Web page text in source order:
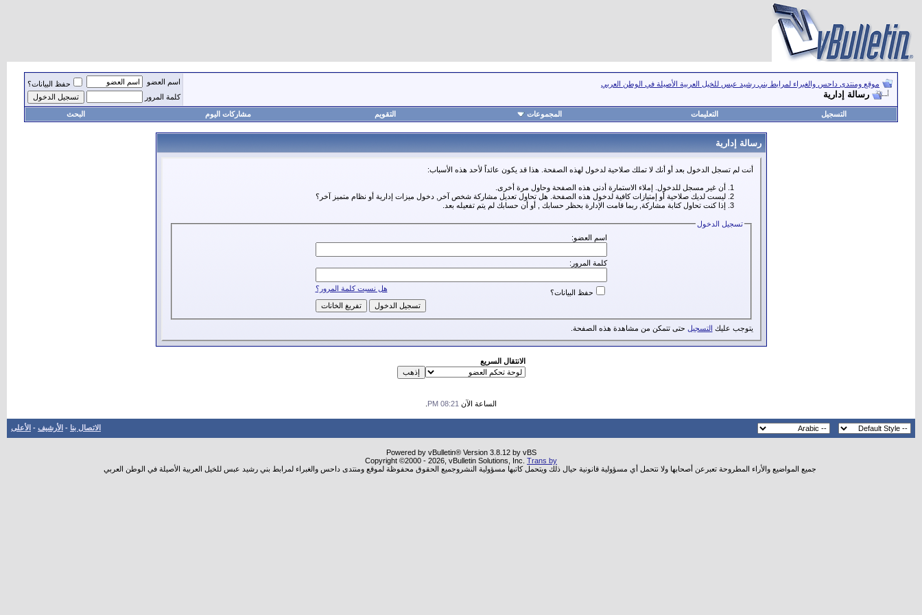
موقع ومنتدى داحس والغبراء لمرابط بني رشيد عبس للخيل العربية الأصيلة في الوطن العربي
رسالة إدارية
اسم العضو
حفظ البيانات؟
كلمة المرور
التسجيل التعليمات المجموعات التقويم مشاركات اليوم البحث
رسالة إدارية
أنت لم تسجل الدخول بعد أو أنك لا تملك صلاحية لدخول لهذه الصفحة. هذا قد يكون عائداً لأحد هذه الأسباب:
أن غير مسجل للدخول. إملاء الاستمارة أدنى هذه الصفحة وحاول مرة أخرى.
ليست لديك صلاحية أو إمتيازات كافية لدخول هذه الصفحة. هل تحاول تعديل مشاركة شخص آخر, دخول ميزات إدارية أو نظام متميز آخر؟
إذا كنت تحاول كتابة مشاركة, ربما قامت الإدارة بحظر حسابك , أو أن حسابك لم يتم تفعيله بعد.
تسجيل الدخول
اسم العضو:
كلمة المرور:
هل نسيت كلمة المرور؟ حفظ البيانات؟
يتوجب عليك التسجيل حتى تتمكن من مشاهدة هذه الصفحة.
الانتقال السريع
الساعة الآن 08:21 PM
الاتصال بنا - الأرشيف - الأعلى
Powered by vBulletin® Version 3.8.12 by vBS
Copyright ©2000 - 2026, vBulletin Solutions, Inc. Trans by
جميع المواضيع والأراء المطروحة تعبرعن أصحابها ولا نتحمل أي مسؤولية قانونية حيال ذلك ويتحمل كاتبها مسؤولية النشروجميع الحقوق محفوظة لموقع ومنتدى داحس والغبراء لمرابط بني رشيد عبس للخيل العربية الأصيلة في الوطن العربي